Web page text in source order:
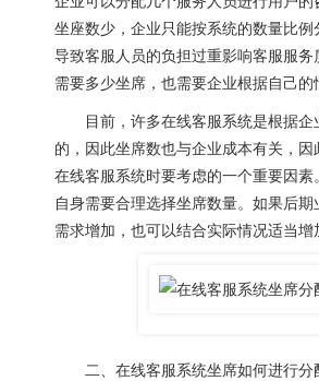
坐座数少，企业只能按系统的数量比例
导致客服人员的负担过重影响客服服
需要多少坐席，也需要企业根据自己的
目前，许多在线客服系统是根据企
的，因此坐席数也与企业成本有关，
在线客服系统时要考虑的一个重要因
自身需要合理选择坐席数量。如果后
需求增加，也可以结合实际情况适当增
二、在线客服系统坐席如何进行分